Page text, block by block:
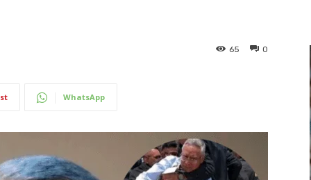
0
65
WhatsApp